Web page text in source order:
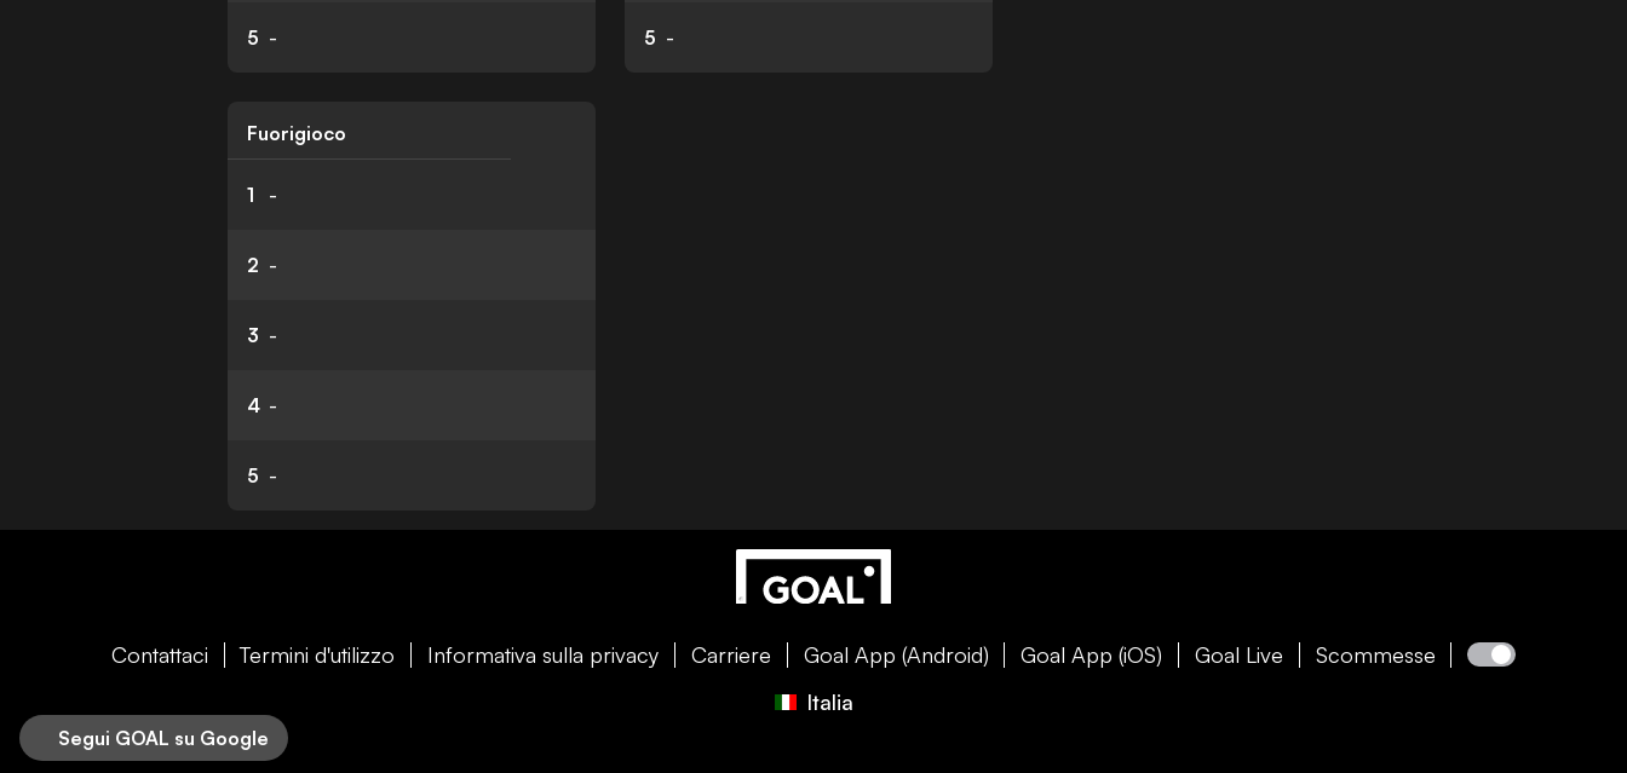
5 - 5 -
Fuorigioco
1 -
2 -
3 -
4 -
5 -
Contattaci Termini d'utilizzo Informativa sulla privacy Carriere Goal App (Android) Goal App (iOS) Goal Live
Scommesse
Italia
Segui GOAL su Google